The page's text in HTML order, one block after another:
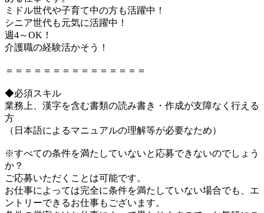
ミドル世代や子育て中の方も活躍中！
シニア世代も元気に活躍中！
週4～OK！
介護職の経験活かそう！
＝＝＝＝＝＝＝＝＝＝＝＝＝＝＝
◆必須スキル
業務上、漢字を含む書類の読み書き・作成が支障なく行える
方
（日本語によるマニュアルの理解等が必要なため）
※すべての条件を満たしていないと応募できないのでしょう
か？
ご応募いただくことは可能です。
お仕事によっては完全に条件を満たしていない場合でも、エ
ントリーできるお仕事もございます。